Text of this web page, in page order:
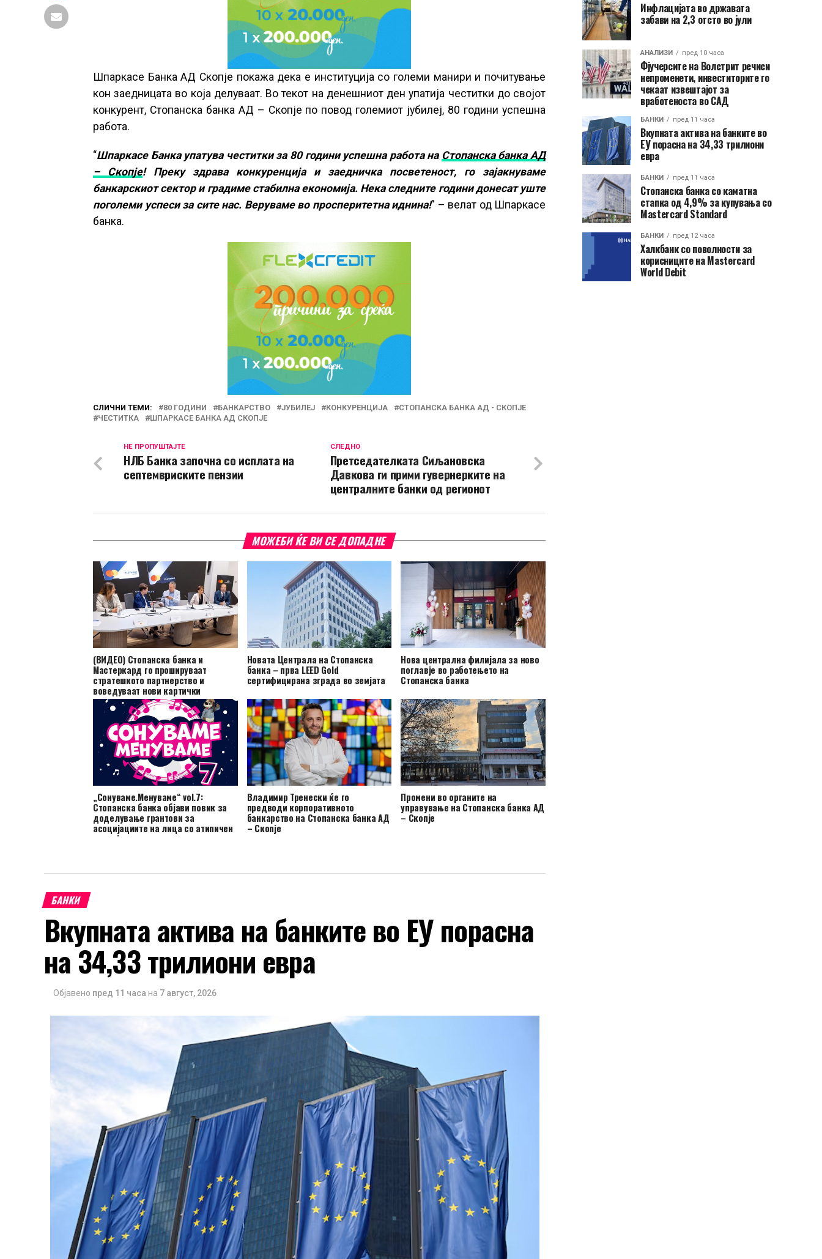
Шпаркасе Банка АД Скопје покажа дека е институција со големи манири и почитување
кон заедницата во која делуваат. Во текот на денешниот ден упатија честитки до својот
конкурент, Стопанска банка АД – Скопје по повод големиот јубилеј, 80 години успешна
работа.
“Шпаркасе Банка упатува честитки за 80 години успешна работа на Стопанска банка АД
– Скопје! Преку здрава конкуренција и заедничка посветеност, го зајакнуваме
банкарскиот сектор и градиме стабилна економија. Нека следните години донесат уште
поголеми успеси за сите нас. Веруваме во просперитетна иднина!” – велат од Шпаркасе
банка.
СЛИЧНИ ТЕМИ: 80 ГОДИНИ БАНКАРСТВО ЈУБИЛЕЈ КОНКУРЕНЦИЈА
СТОПАНСКА БАНКА АД - СКОПЈЕ
ЧЕСТИТКА
ШПАРКАСЕ БАНКА АД СКОПЈЕ
СЛЕДНО
Претседателката Сиљановска
Давкова ги прими гувернерките на
централните банки од регионот
НЕ ПРОПУШТАЈТЕ
НЛБ Банка започна со исплата на
септемвриските пензии
МОЖЕБИ ЌЕ ВИ СЕ ДОПАДНЕ
(ВИДЕО) Стопанска банка и
Мастеркард го прошируваат
стратешкото партнерство и
воведуваат нови картички
Новата Централа на Стопанска
банка – прва LEED Gold
сертифицирана зграда во земјата
Нова централна филијала за ново
поглавје во работењето на
Стопанска банка
„Сонуваме.Менуваме“ vol.7:
Стопанска банка објави повик за
доделување грантови за
асоцијациите на лица со атипичен
развој
Владимир Тренески ќе го
предводи корпоративното
банкарство на Стопанска банка АД
– Скопје
Промени во органите на
управување на Стопанска банка АД
– Скопје
БАНКИ
Вкупната актива на банките во ЕУ порасна
на 34,33 трилиони евра
Објавено пред 11 часа на 7 август, 2026
Инфлацијата во државата
забави на 2,3 отсто во јули
АНАЛИЗИ пред 10 часа
Фјучерсите на Волстрит речиси
непроменети, инвеститорите го
чекаат извештајот за
вработеноста во САД
БАНКИ пред 11 часа
Вкупната актива на банките во
ЕУ порасна на 34,33 трилиони
евра
БАНКИ пред 11 часа
Стопанска банка со каматна
стапка од 4,9% за купувања со
Mastercard Standard
БАНКИ пред 12 часа
Халкбанк со поволности за
корисниците на Mastercard
World Debit